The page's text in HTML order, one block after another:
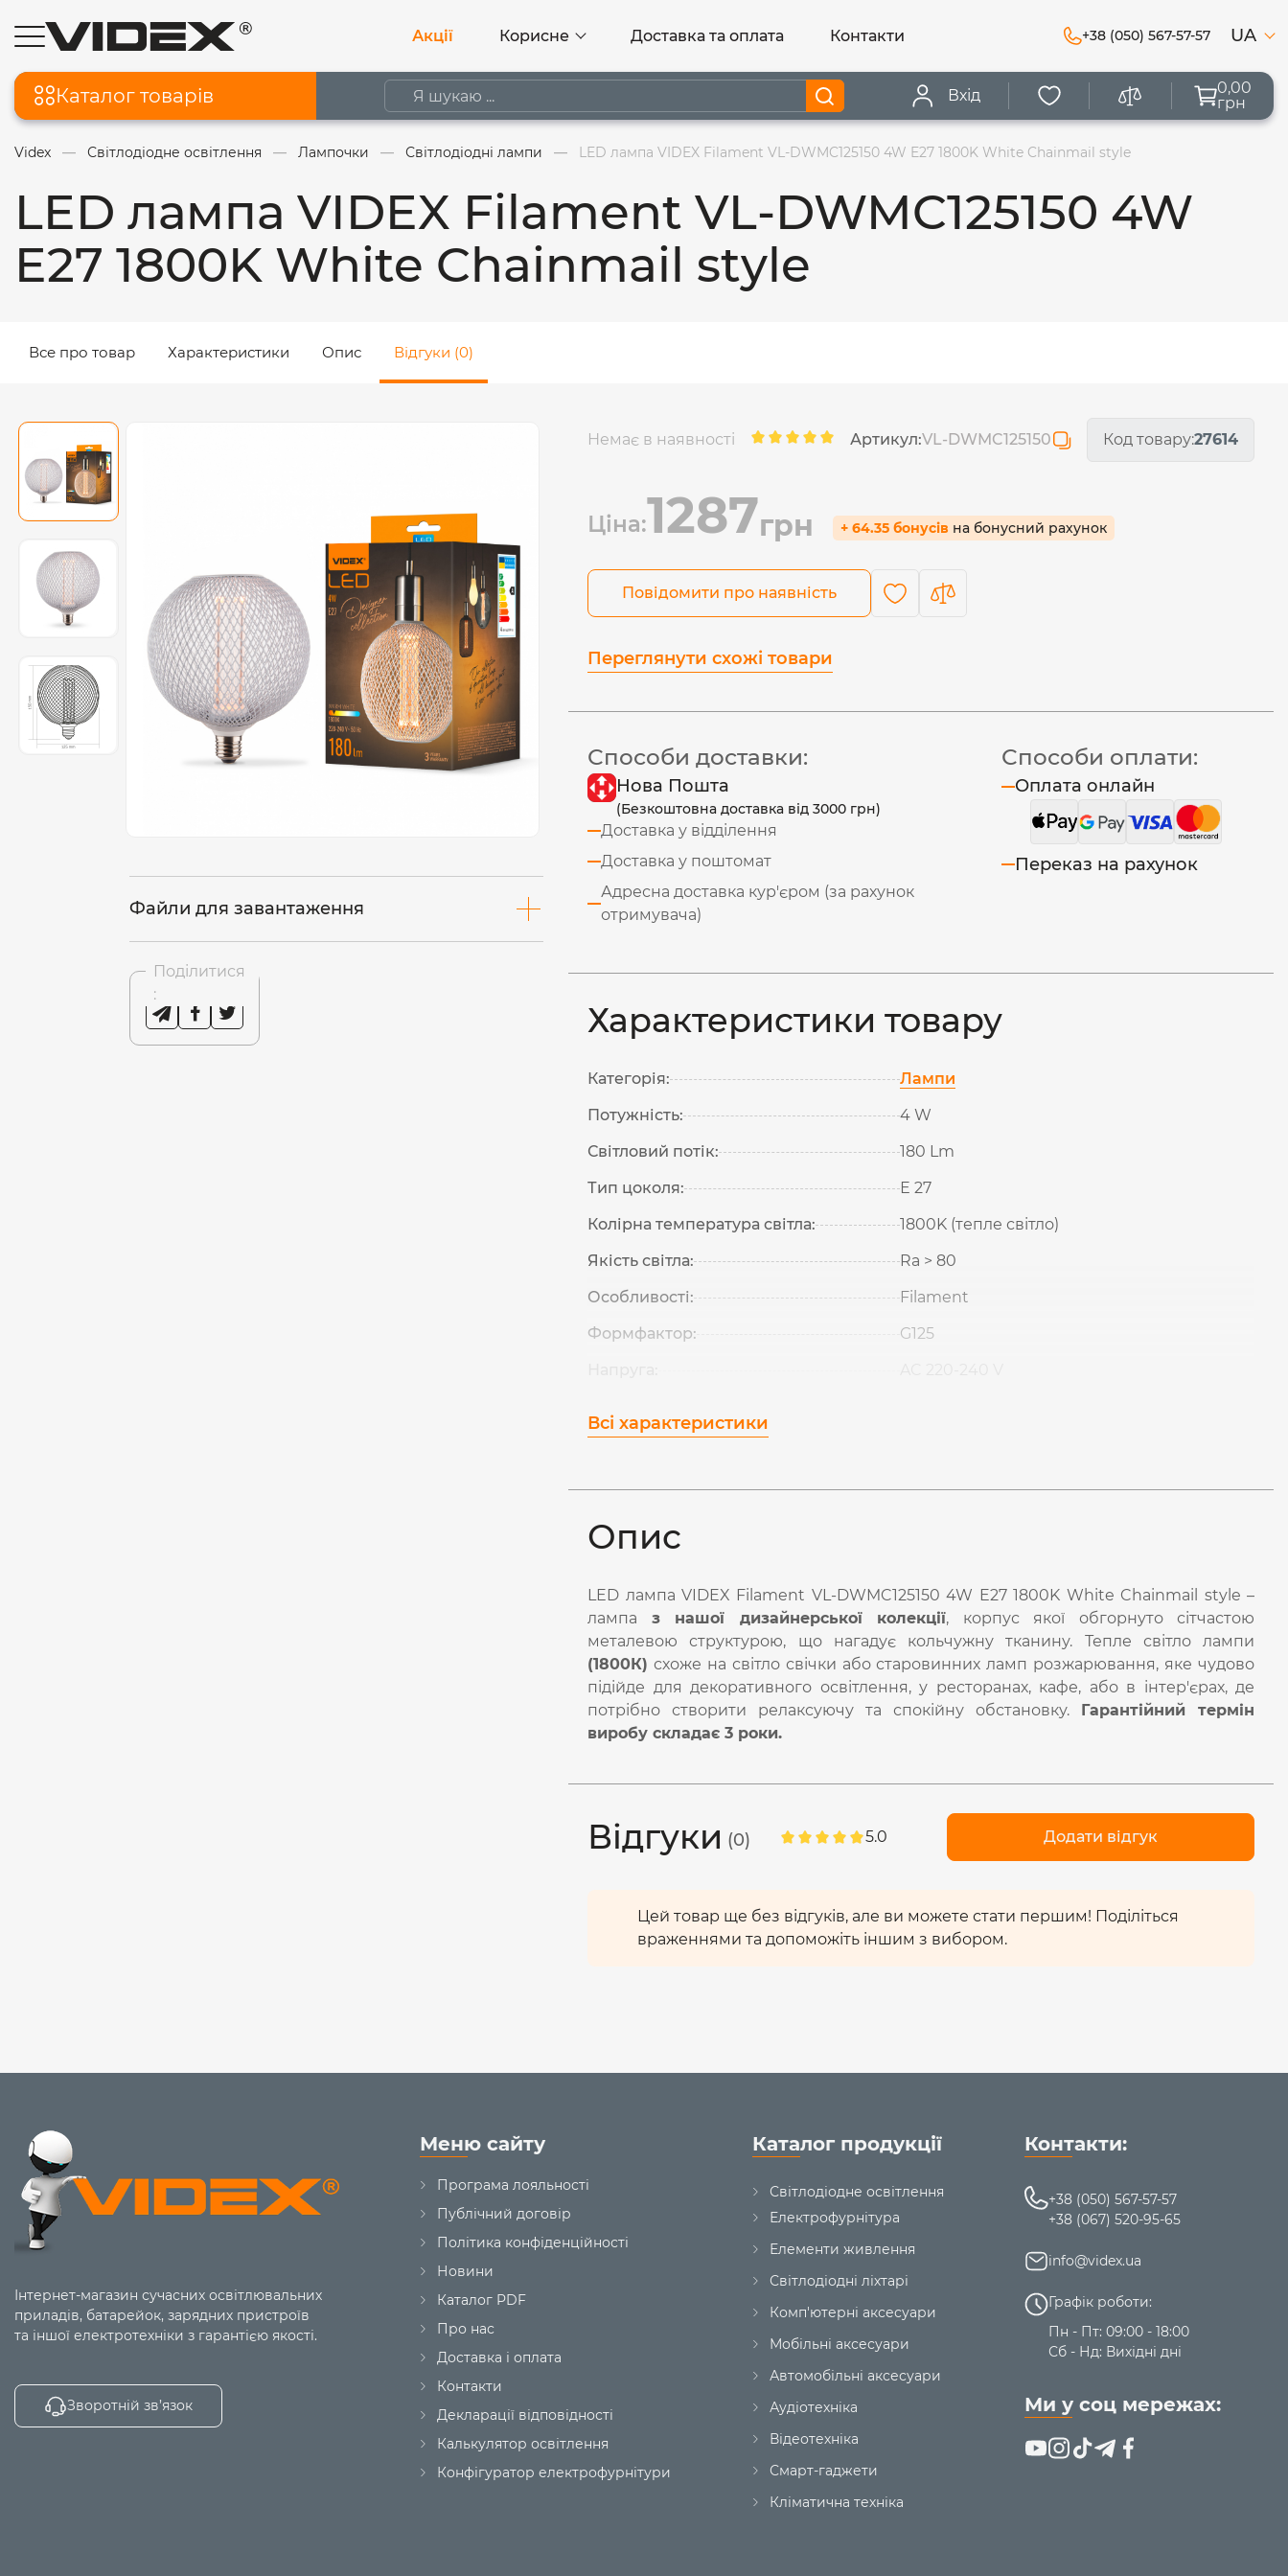
Акції Корисне Доставка та оплата Контакти +38 (050) 567-57-57 UA
Каталог товарів Вхід
0,00
грн
Videx Світлодіодне освітлення Лампочки Світлодіодні лампи LED лампа VIDEX Filament VL-DWMC125150 4W E27 1800K White Chainmail style
LED лампа VIDEX Filament VL-DWMC125150 4W
E27 1800K White Chainmail style
Все про товар Характеристики Опис Відгуки (0)
Файли для завантаження
Поділитися
:
Немає в наявності Артикул:VL-DWMC125150 Код товару:27614
Ціна:1287грн + 64.35 бонусів на бонусний рахунок
Повідомити про наявність
Переглянути схожі товари
Способи доставки:
Нова Пошта
(Безкоштовна доставка від 3000 грн)
Доставка у відділення
Доставка у поштомат
Адресна доставка кур'єром (за рахунок
отримувача)
Способи оплати:
Оплата онлайн
Переказ на рахунок
Характеристики товару
Категорія:
Лампи
Потужність:
4 W
Світловий потік:
180 Lm
Тип цоколя:
Е 27
Колірна температура світла:
1800K (тепле світло)
Якість світла:
Ra > 80
Особливості:
Filament
Формфактор:
G125
Всі характеристики
Опис
LED лампа VIDEX Filament VL-DWMC125150 4W E27 1800K White Chainmail style –
лампа з нашої дизайнерської колекції, корпус якої обгорнуто сітчастою
металевою структурою, що нагадує кольчужну тканину. Тепле світло лампи
(1800К) схоже на світло свічки або старовинних ламп розжарювання, яке чудово
підійде для декоративного освітлення, у ресторанах, кафе, або в інтер'єрах, де
потрібно створити релаксуючу та спокійну обстановку. Гарантійний термін
виробу складає 3 роки.
Відгуки (0) 5.0 Додати відгук
Цей товар ще без відгуків, але ви можете стати першим! Поділіться
враженнями та допоможіть іншим з вибором.
Інтернет-магазин сучасних освітлювальних
приладів, батарейок, зарядних пристроїв
та іншої електротехніки з гарантією якості.
Зворотній зв’язок
Меню сайту
Програма лояльності
Публічний договір
Політика конфіденційності
Новини
Каталог PDF
Про нас
Доставка і оплата
Контакти
Декларації відповідності
Калькулятор освітлення
Конфігуратор електрофурнітури
Каталог продукції
Світлодіодне освітлення
Електрофурнітура
Елементи живлення
Світлодіодні ліхтарі
Комп'ютерні аксесуари
Мобільні аксесуари
Автомобільні аксесуари
Аудіотехніка
Відеотехніка
Смарт-гаджети
Кліматична техніка
Контакти:
+38 (050) 567-57-57
+38 (067) 520-95-65
info@videx.ua
Графік роботи:
Пн - Пт: 09:00 - 18:00
Сб - Нд: Вихідні дні
Ми у соц мережах: